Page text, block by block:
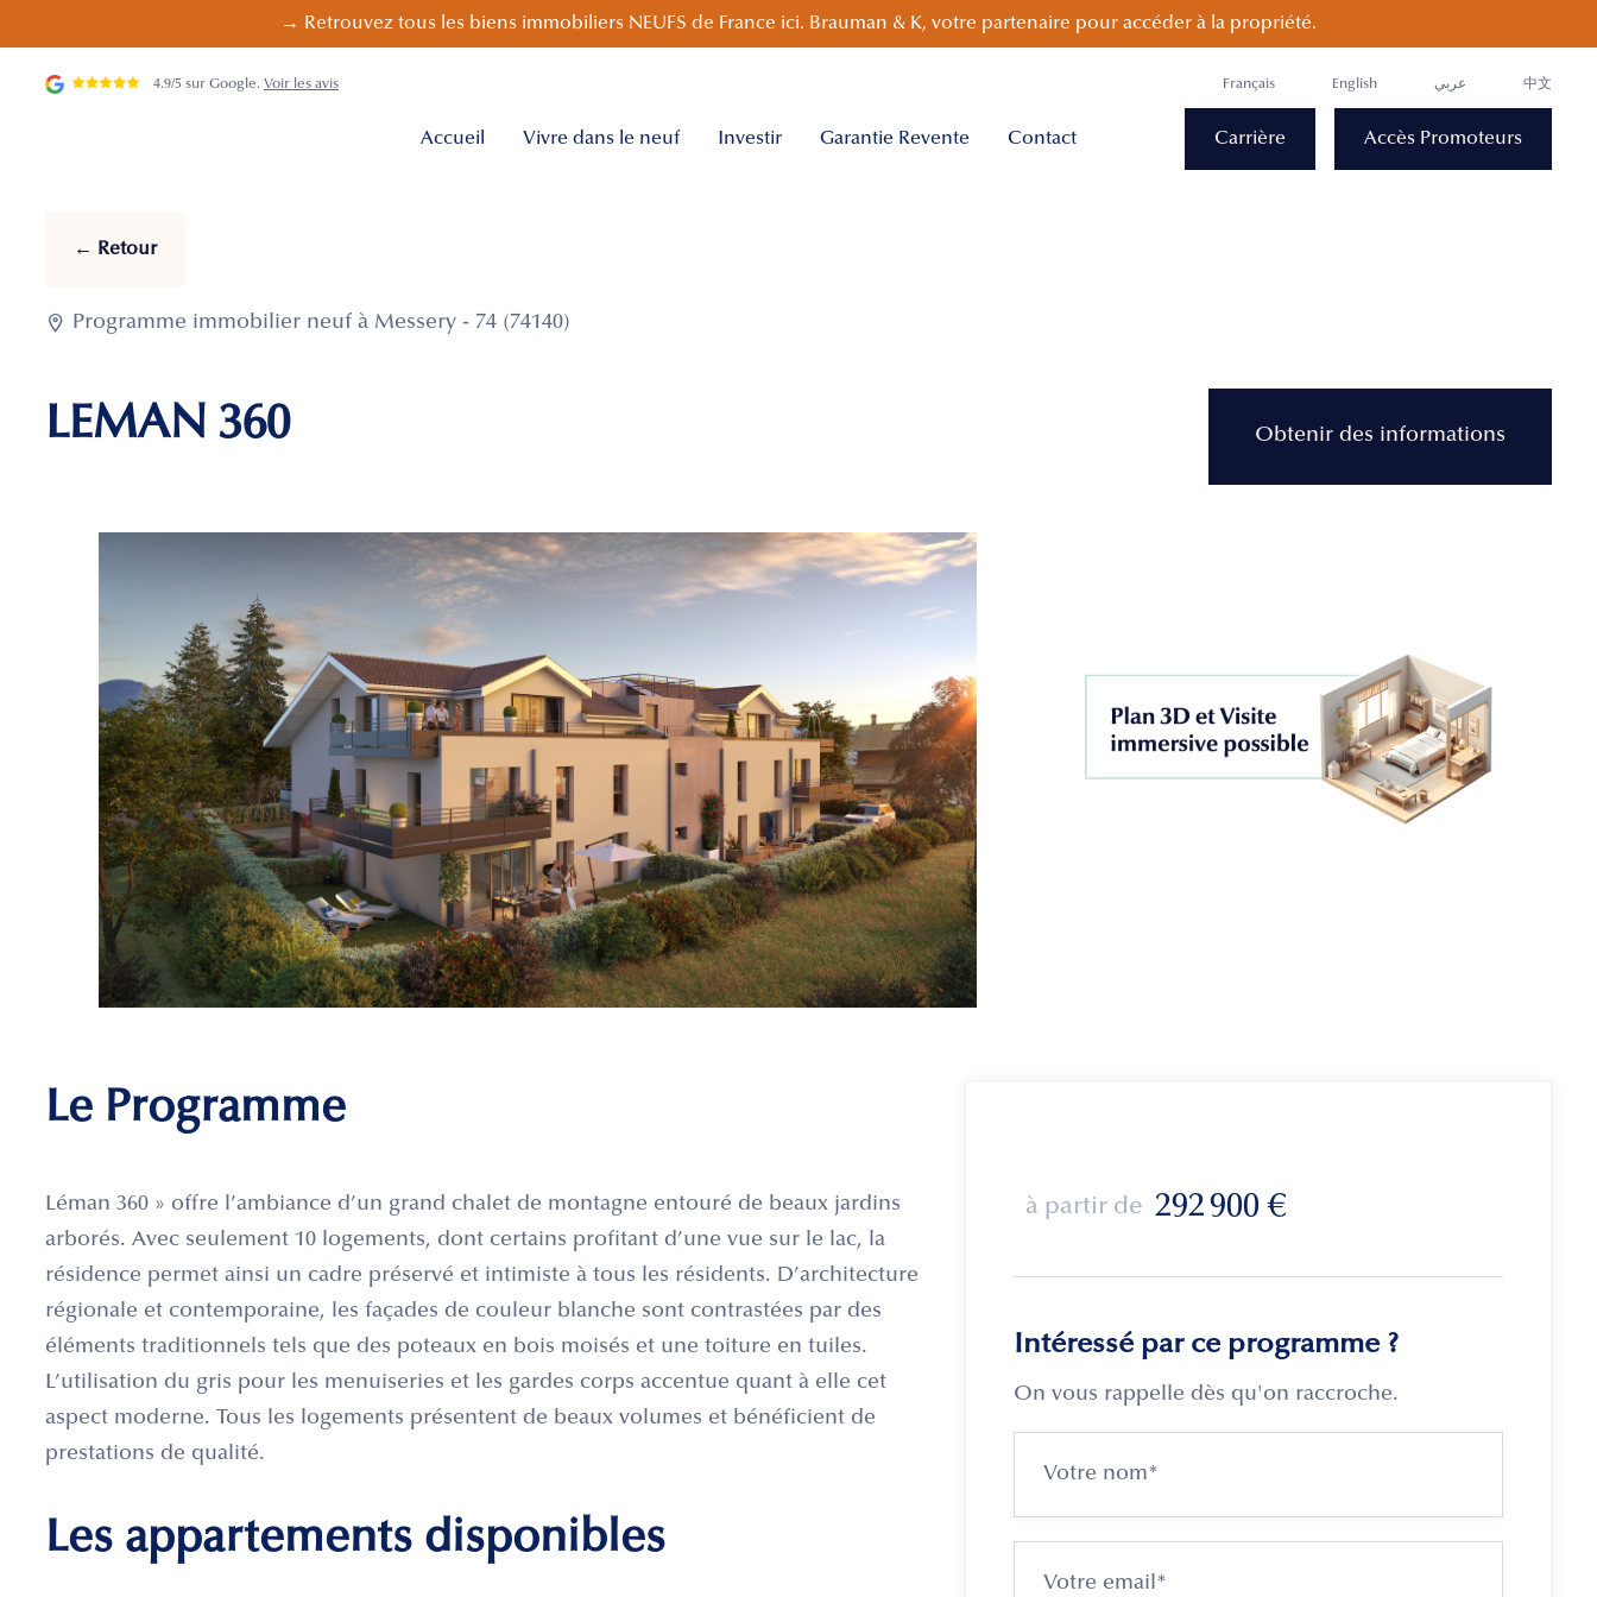
→ Retrouvez tous les biens immobiliers NEUFS de France ici. Brauman & K, votre partenaire pour accéder à la propriété.
4.9/5 sur Google. Voir les avis Français English عربي 中文
Accueil Vivre dans le neuf Investir Garantie Revente Contact Carrière Accès Promoteurs
← Retour
 Programme immobilier neuf à Messery - 74 (74140)
LEMAN 360 Obtenir des informations
Le Programme
Léman 360 » offre l’ambiance d’un grand chalet de montagne entouré de beaux jardins
arborés. Avec seulement 10 logements, dont certains profitant d’une vue sur le lac, la
résidence permet ainsi un cadre préservé et intimiste à tous les résidents. D’architecture
régionale et contemporaine, les façades de couleur blanche sont contrastées par des
éléments traditionnels tels que des poteaux en bois moisés et une toiture en tuiles.
L’utilisation du gris pour les menuiseries et les gardes corps accentue quant à elle cet
aspect moderne. Tous les logements présentent de beaux volumes et bénéficient de
prestations de qualité.
Les appartements disponibles
à partir de 292 900 €
Intéressé par ce programme ?
On vous rappelle dès qu'on raccroche.